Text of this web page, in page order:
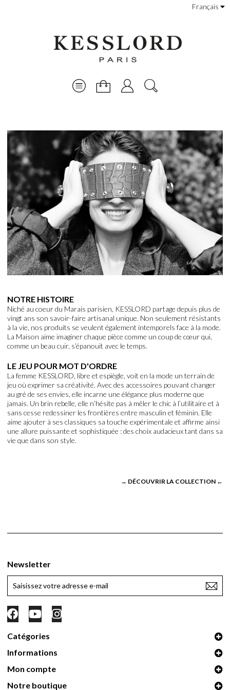
Français
NOTRE HISTOIRE
Niché au coeur du Marais parisien, KESSLORD partage depuis plus de
vingt ans son savoir-faire artisanal unique. Non seulement résistants
à la vie, nos produits se veulent également intemporels face à la mode.
La Maison aime imaginer chaque pièce comme un coup de cœur qui,
comme un beau cuir, s’épanouit avec le temps.
LE JEU POUR MOT D'ORDRE
La femme KESSLORD, libre et espiègle, voit en la mode un terrain de
jeu où exprimer sa créativité. Avec des accessoires pouvant changer
au gré de ses envies, elle incarne une élégance plus moderne que
jamais. Un brin rebelle, elle n’hésite pas à mêler le chic à l’utilitaire et à
sans cesse redessiner les frontières entre masculin et féminin. Elle
aime ajouter à ses classiques sa touche expérimentale et affirme ainsi
une allure puissante et sophistiquée : des choix audacieux tant dans sa
vie que dans son style.
→ DÉCOUVRIR LA COLLECTION ←
Newsletter
Catégories
Informations
Mon compte
Notre boutique